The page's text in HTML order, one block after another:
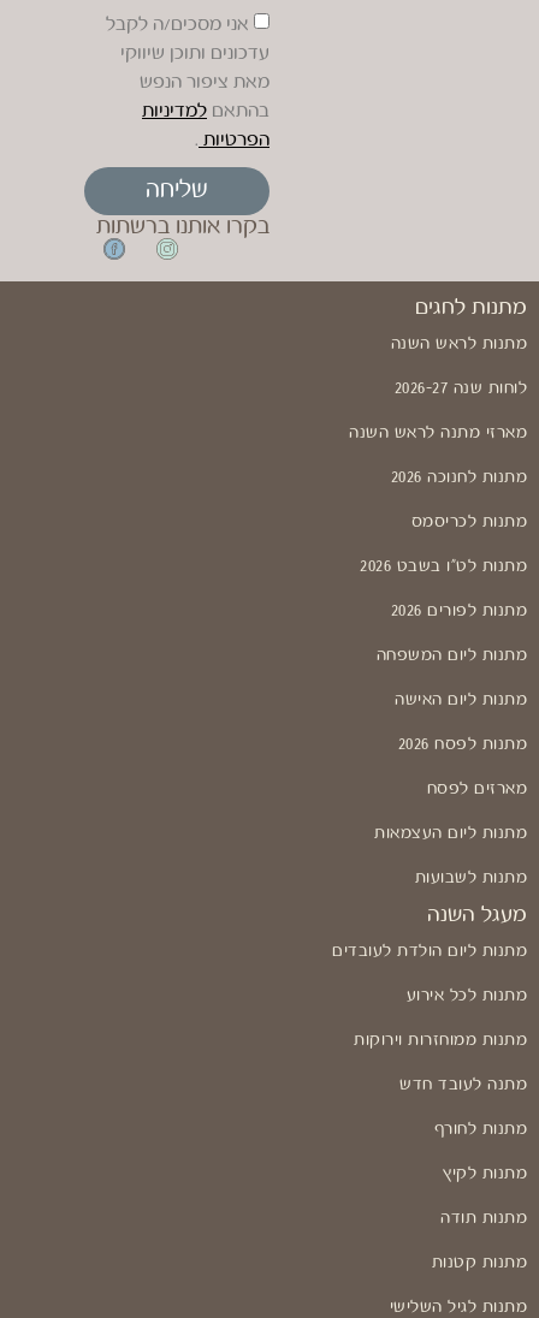
אני מסכים/ה לקבל
עדכונים ותוכן שיווקי
מאת ציפור הנפש
בהתאם למדיניות
הפרטיות .
שליחה
בקרו אותנו ברשתות
מתנות לחגים
מתנות לראש השנה
לוחות שנה 2026-27
מארזי מתנה לראש השנה
מתנות לחנוכה 2026
מתנות לכריסמס
מתנות לט"ו בשבט 2026
מתנות לפורים 2026
מתנות ליום המשפחה
מתנות ליום האישה
מתנות לפסח 2026
מארזים לפסח
מתנות ליום העצמאות
מתנות לשבועות
מעגל השנה
מתנות ליום הולדת לעובדים
מתנות לכל אירוע
מתנות ממוחזרות וירוקות
מתנה לעובד חדש
מתנות לחורף
מתנות לקיץ
מתנות תודה
מתנות קטנות
מתנות לגיל השלישי